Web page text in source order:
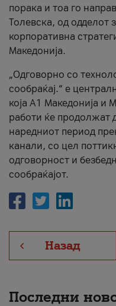
порака и тоа го
Толевска, од одделот
корпоративна
Македонија.
„Одговорно со
сообраќај.“ е
која A1 Македонија и
работи ќе продолжат
наредниот период
канали, со цел
одговорност и
сообраќајот.
Назад
Последни